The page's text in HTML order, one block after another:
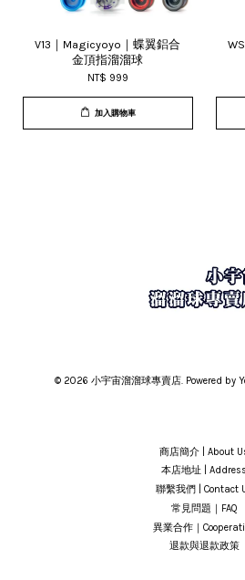
V13｜Magicyoyo｜蝶翼鋁合
金頂指溜溜球
NT$ 999
加入購物車
© 2026 小宇宙溜溜球專賣店. Powered by
商店簡介 | About
本店地址 | Address
聯繫我們 | Contact
常見問題｜FAQ
異業合作｜
退款與退款政策